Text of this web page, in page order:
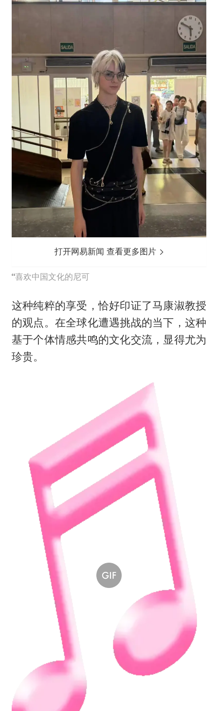
打开网易新闻 查看更多图片
喜欢中国文化的尼可
这种纯粹的享受，恰好印证了马康淑教授
的观点。在全球化遭遇挑战的当下，这种
基于个体情感共鸣的文化交流，显得尤为
珍贵。